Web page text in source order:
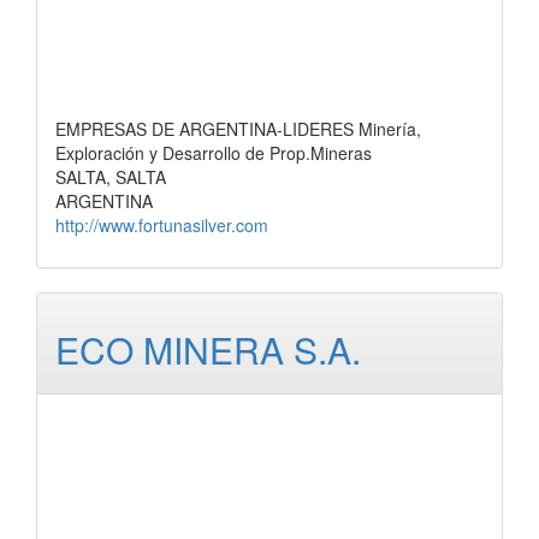
EMPRESAS DE ARGENTINA-LIDERES Minería,
Exploración y Desarrollo de Prop.Mineras
SALTA, SALTA
ARGENTINA
http://www.fortunasilver.com
ECO MINERA S.A.